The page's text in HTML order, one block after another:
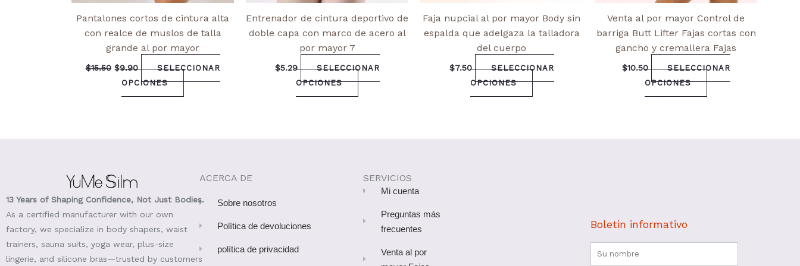
Pantalones cortos de cintura alta
con realce de muslos de talla
grande al por mayor
$15.50 $9.90
SELECCIONAR
OPCIONES
Entrenador de cintura deportivo de
doble capa con marco de acero al
por mayor 7
$5.29
SELECCIONAR
OPCIONES
Faja nupcial al por mayor Body sin
espalda que adelgaza la talladora
del cuerpo
$7.50
SELECCIONAR
OPCIONES
Venta al por mayor Control de
barriga Butt Lifter Fajas cortas con
gancho y cremallera Fajas
$10.50
SELECCIONAR
OPCIONES
13 Years of Shaping Confidence, Not Just Bodies.
As a certified manufacturer with our own
factory, we specialize in body shapers, waist
trainers, sauna suits, yoga wear, plus-size
lingerie, and silicone bras—trusted by customers
ACERCA DE
Sobre nosotros
Política de devoluciones
política de privacidad
SERVICIOS
Mi cuenta
Preguntas más
frecuentes
Venta al por
Boletin informativo
Nombre